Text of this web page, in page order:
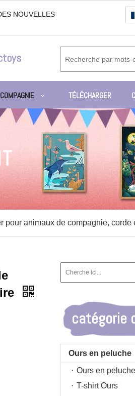
NOUVELLES
TÉLÉCHARGER
pour animaux de compagnie, corde
catégorie
Ours en peluche
Ours en peluche
T-shirt Ours